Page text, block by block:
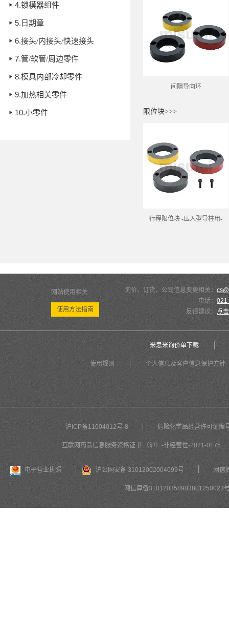
4.锁模器组件
5. 日期章
6.接头/内接头/快速接头
7.管/软管/周边零件
8.模具内部冷却零件
9.加热相关零件
10.小零件
间隔导向环
限位块>>>
行程限位块 -压入型导柱用-